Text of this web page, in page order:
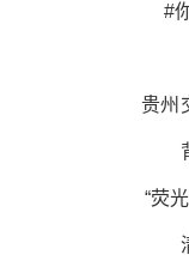
#
贵州
“荧